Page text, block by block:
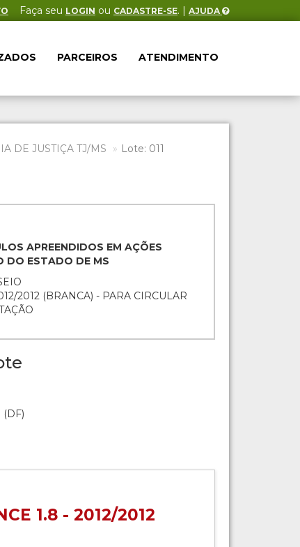
Faça seu LOGIN ou CADASTRE-SE. | AJUDA
PARCEIROS ATENDIMENTO
DE JUSTIÇA TJ/MS Lote: 011
APREENDIDOS EM AÇÕES
DO ESTADO DE MS
2012 (BRANCA) - PARA CIRCULAR
(DF)
1.8 - 2012/2012